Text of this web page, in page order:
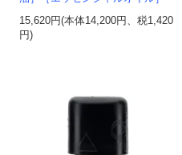
15,620円(本体14,200円、税1,420
円)